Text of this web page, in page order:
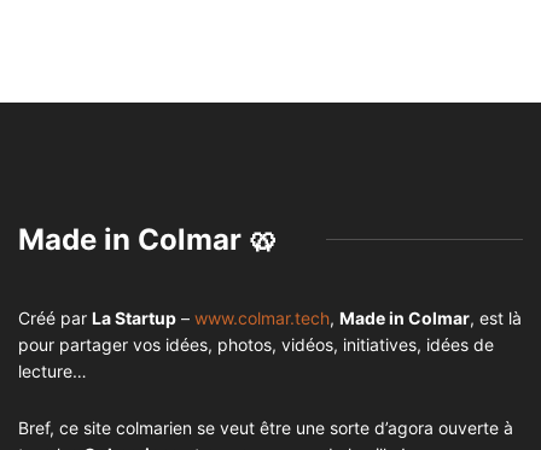
Made in Colmar 🥨
Créé par La Startup – www.colmar.tech, Made in Colmar, est là
pour partager vos idées, photos, vidéos, initiatives, idées de
lecture…
Bref, ce site colmarien se veut être une sorte d’agora ouverte à